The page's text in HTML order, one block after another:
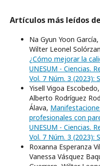
Artículos más leídos
Na Gyun Yoon
Wilter Leonel
¿Cómo mejorar la
UNESUM - Ciencias.
Vol. 7 Núm. 3 (2023):
Yisell Vigoa
Alberto Rodríguez
Álava,
profesionales con
UNESUM - Ciencias.
Vol. 7 Núm. 3 (2023):
Roxanna Esperanza
Vanessa Vásquez